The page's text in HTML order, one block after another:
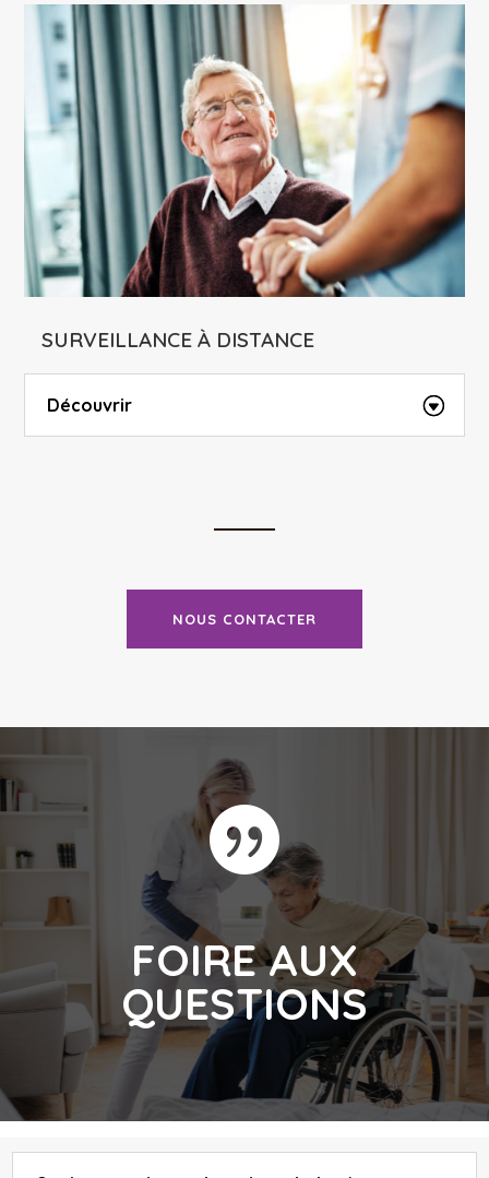
SURVEILLANCE À DISTANCE
Découvrir
NOUS CONTACTER

FOIRE AUX
QUESTIONS